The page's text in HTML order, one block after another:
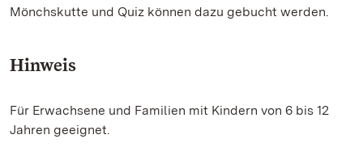
Mönchskutte und Quiz können dazu gebucht werden.
Hinweis
Für Erwachsene und Familien mit Kindern von 6 bis 12
Jahren geeignet.